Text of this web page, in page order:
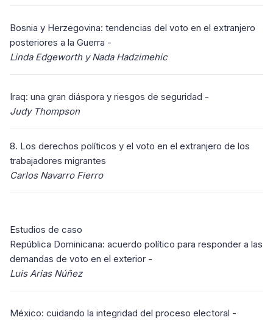
Bosnia y Herzegovina: tendencias del voto en el extranjero
posteriores a la Guerra -
Linda Edgeworth y Nada Hadzimehic
Iraq: una gran diáspora y riesgos de seguridad -
Judy Thompson
8. Los derechos políticos y el voto en el extranjero de los
trabajadores migrantes
Carlos Navarro Fierro
Estudios de caso
República Dominicana: acuerdo político para responder a las
demandas de voto en el exterior -
Luis Arias Núñez
México: cuidando la integridad del proceso electoral -